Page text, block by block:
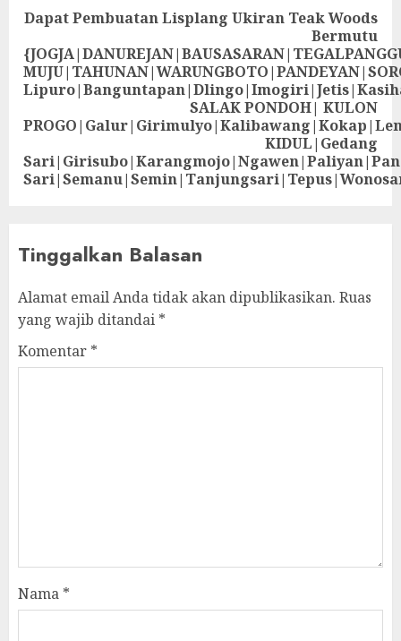
Dapat Pembuatan Lisplang Ukiran Teak Woods
Bermutu
SALAK PONDOH| KULON
KIDUL|Gedang
Tinggalkan Balasan
Alamat email Anda tidak akan dipublikasikan. Ruas
yang wajib ditandai *
Komentar *
Nama *